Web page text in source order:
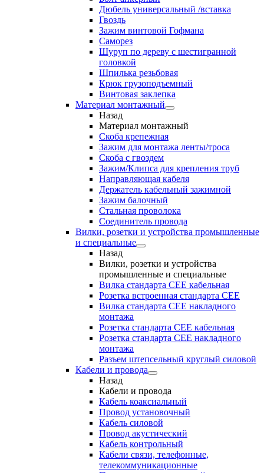
Дюбель универсальный /вставка
Гвоздь
Зажим винтовой Гофмана
Саморез
Шуруп по дереву с шестигранной
головкой
Шпилька резьбовая
Крюк грузоподъемный
Винтовая заклепка
Материал монтажный
Назад
Материал монтажный
Скоба крепежная
Зажим для монтажа ленты/троса
Скоба с гвоздем
Зажим/Клипса для крепления труб
Направляющая кабеля
Держатель кабельный зажимной
Зажим балочный
Стальная проволока
Соединитель провода
Вилки, розетки и устройства промышленные
и специальные
Назад
Вилки, розетки и устройства
промышленные и специальные
Вилка стандарта CEE кабельная
Розетка встроенная стандарта CEE
Вилка стандарта CEE накладного
монтажа
Розетка стандарта СЕЕ кабельная
Розетка стандарта СЕЕ накладного
монтажа
Разъем штепсельный круглый силовой
Кабели и провода
Назад
Кабели и провода
Кабель коаксиальный
Провод установочный
Кабель силовой
Провод акустический
Кабель контрольный
Кабели связи, телефонные,
телекоммуникационные